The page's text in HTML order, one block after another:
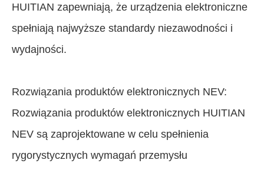
HUITIAN zapewniają, że urządzenia elektroniczne
spełniają najwyższe standardy niezawodności i
wydajności.
Rozwiązania produktów elektronicznych NEV:
Rozwiązania produktów elektronicznych HUITIAN
NEV są zaprojektowane w celu spełnienia
rygorystycznych wymagań przemysłu